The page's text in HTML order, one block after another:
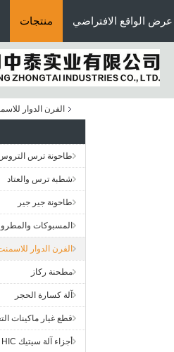
منتجات عرض الواقع الافتراضي
الفرن الدوار
طاحونة ترس
شطبة ترس والعتاد
طاحونة جير جير
المسبوكات
الفرن الدوار
مطحنة ركاز
آلة كسارة الحجر
قطع غيار ماكينات
أجزاء آلة سيتيك HIC